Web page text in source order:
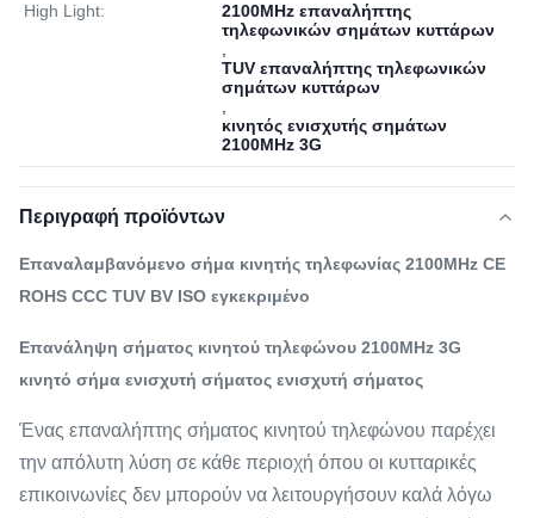
High Light:
2100MHz επαναλήπτης
τηλεφωνικών σημάτων κυττάρων
TUV επαναλήπτης τηλεφωνικών
σημάτων κυττάρων
κινητός ενισχυτής σημάτων
2100MHz 3G
Περιγραφή προϊόντων
Επαναλαμβανόμενο σήμα κινητής τηλεφωνίας 2100MHz CE
ROHS CCC TUV BV ISO εγκεκριμένο
Επανάληψη σήματος κινητού τηλεφώνου 2100MHz 3G
κινητό σήμα ενισχυτή σήματος ενισχυτή σήματος
Ένας επαναλήπτης σήματος κινητού τηλεφώνου παρέχει
την απόλυτη λύση σε κάθε περιοχή όπου οι κυτταρικές
επικοινωνίες δεν μπορούν να λειτουργήσουν καλά λόγω